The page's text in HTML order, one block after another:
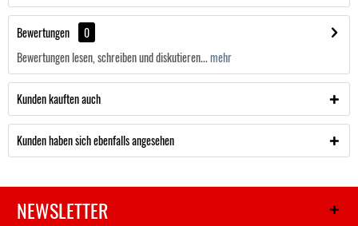
Bewertungen
0
Bewertungen lesen, schreiben und diskutieren...mehr
Kunden kauften auch
Kunden haben sich ebenfalls angesehen
NEWSLETTER